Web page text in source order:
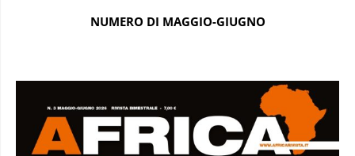
NUMERO DI MAGGIO-GIUGNO